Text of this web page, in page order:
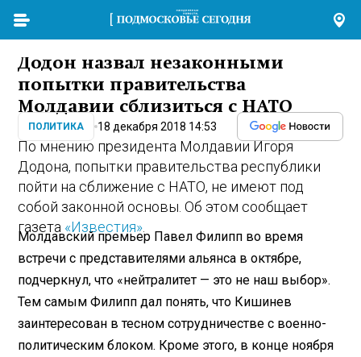
Додон назвал незаконными
попытки правительства
Молдавии сблизиться с НАТО
ПОЛИТИКА 18 декабря 2018 14:53
По мнению президента Молдавии Игоря
Додона, попытки правительства республики
пойти на сближение с НАТО, не имеют под
собой законной основы. Об этом сообщает
газета «Известия»
Молдавский премьер Павел Филипп во время
встречи с представителями альянса в октябре,
подчеркнул, что «нейтралитет — это не наш выбор».
Тем самым Филипп дал понять, что Кишинев
заинтересован в тесном сотрудничестве с военно-
политическим блоком. Кроме этого, в конце ноября